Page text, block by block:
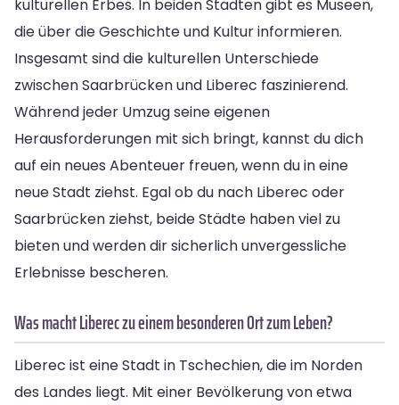
kulturellen Erbes. In beiden Städten gibt es Museen,
die über die Geschichte und Kultur informieren.
Insgesamt sind die kulturellen Unterschiede
zwischen Saarbrücken und Liberec faszinierend.
Während jeder Umzug seine eigenen
Herausforderungen mit sich bringt, kannst du dich
auf ein neues Abenteuer freuen, wenn du in eine
neue Stadt ziehst. Egal ob du nach Liberec oder
Saarbrücken ziehst, beide Städte haben viel zu
bieten und werden dir sicherlich unvergessliche
Erlebnisse bescheren.
Was macht Liberec zu einem besonderen Ort zum Leben?
Liberec ist eine Stadt in Tschechien, die im Norden
des Landes liegt. Mit einer Bevölkerung von etwa